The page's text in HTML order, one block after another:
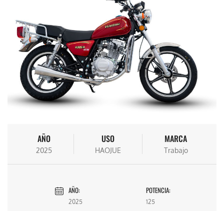
AÑO
2025
USO
HAOJUE
MARCA
Trabajo
AÑO:
2025
POTENCIA:
125